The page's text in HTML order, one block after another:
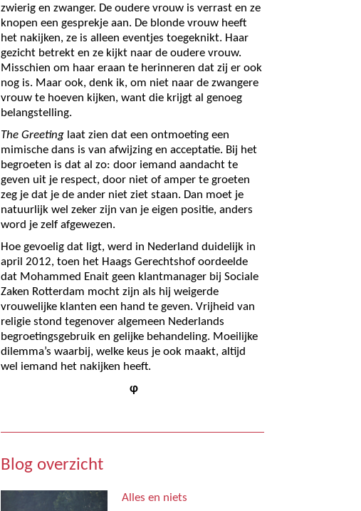
zwierig en zwanger. De oudere vrouw is verrast en ze
knopen een gesprekje aan. De blonde vrouw heeft
het nakijken, ze is alleen eventjes toegeknikt. Haar
gezicht betrekt en ze kijkt naar de oudere vrouw.
Misschien om haar eraan te herinneren dat zij er ook
nog is. Maar ook, denk ik, om niet naar de zwangere
vrouw te hoeven kijken, want die krijgt al genoeg
belangstelling.
The Greeting laat zien dat een ontmoeting een
mimische dans is van afwijzing en acceptatie. Bij het
begroeten is dat al zo: door iemand aandacht te
geven uit je respect, door niet of amper te groeten
zeg je dat je de ander niet ziet staan. Dan moet je
natuurlijk wel zeker zijn van je eigen positie, anders
word je zelf afgewezen.
Hoe gevoelig dat ligt, werd in Nederland duidelijk in
april 2012, toen het Haags Gerechtshof oordeelde
dat Mohammed Enait geen klantmanager bij Sociale
Zaken Rotterdam mocht zijn als hij weigerde
vrouwelijke klanten een hand te geven. Vrijheid van
religie stond tegenover algemeen Nederlands
begroetingsgebruik en gelijke behandeling. Moeilijke
dilemma’s waarbij, welke keus je ook maakt, altijd
wel iemand het nakijken heeft.
φ
Blog overzicht
Alles en niets